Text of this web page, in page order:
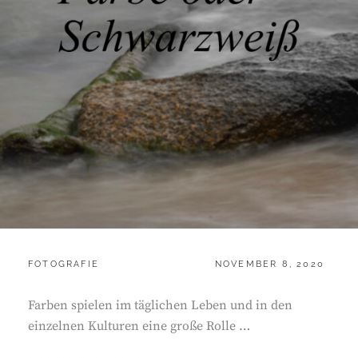
CATEGORIES:
FOTOGRAFIE
POSTED
NOVEMBER 8, 2020
Farben spielen im täglichen Leben und in den
einzelnen Kulturen eine große Rolle …